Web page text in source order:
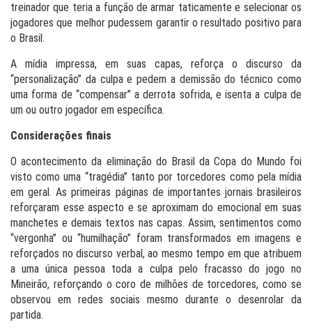
treinador que teria a função de armar taticamente e selecionar os
jogadores que melhor pudessem garantir o resultado positivo para
o Brasil.
A mídia impressa, em suas capas, reforça o discurso da
“personalização” da culpa e pedem a demissão do técnico como
uma forma de “compensar” a derrota sofrida, e isenta a culpa de
um ou outro jogador em específica.
Considerações finais
O acontecimento da eliminação do Brasil da Copa do Mundo foi
visto como uma “tragédia” tanto por torcedores como pela mídia
em geral. As primeiras páginas de importantes jornais brasileiros
reforçaram esse aspecto e se aproximam do emocional em suas
manchetes e demais textos nas capas. Assim, sentimentos como
“vergonha” ou “humilhação” foram transformados em imagens e
reforçados no discurso verbal, ao mesmo tempo em que atribuem
a uma única pessoa toda a culpa pelo fracasso do jogo no
Mineirão, reforçando o coro de milhões de torcedores, como se
observou em redes sociais mesmo durante o desenrolar da
partida.